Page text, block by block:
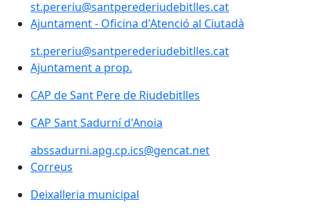
st.pereriu@santperederiudebitlles.cat
Ajuntament - Oficina d'Atenció al Ciutadà
st.pereriu@santperederiudebitlles.cat
Ajuntament a prop.
CAP de Sant Pere de Riudebitlles
CAP de Sant Pere de Riudebitlles
CAP Sant Sadurní d'Anoia
CAP Sant Sadurní d'Anoia
abssadurni.apg.cp.ics@gencat.net
Correus
Deixalleria municipal